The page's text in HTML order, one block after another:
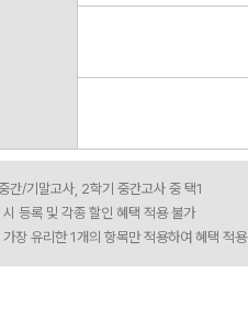
간/기말고사, 2학기 중간고사 중 택1
등록 및 각종 할인 혜택 적용 불가
장 유리한 1개의 항목만 적용하여 혜택 적용